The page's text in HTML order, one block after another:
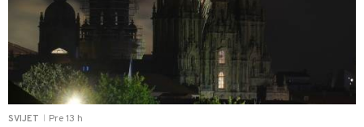
SVIJET Pre 13 h